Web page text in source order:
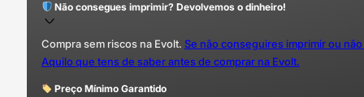
Não consegues imprimir? Devolvemos o dinheiro!
Compra sem riscos na Evolt. Se não conseguires imprimir ou
Aquilo que tens de saber antes de comprar na Evolt.
Preço Mínimo Garantido